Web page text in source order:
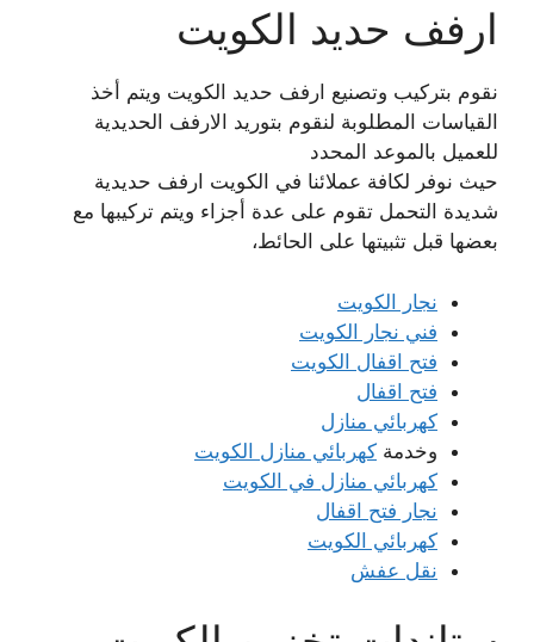
ارفف حديد الكويت
نقوم بتركيب وتصنيع ارفف حديد الكويت ويتم أخذ
القياسات المطلوبة لنقوم بتوريد الارفف الحديدية
للعميل بالموعد المحدد
حيث نوفر لكافة عملائنا في الكويت ارفف حديدية
شديدة التحمل تقوم على عدة أجزاء ويتم تركيبها مع
بعضها قبل تثبيتها على الحائط،
نجار الكويت
فني نجار الكويت
فتح اقفال الكويت
فتح اقفال
كهربائي منازل
وخدمة كهربائي منازل الكويت
كهربائي منازل في الكويت
نجار فتح اقفال
كهربائي الكويت
نقل عفش